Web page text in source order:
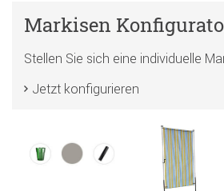
Markisen
Stellen Sie sich eine individuelle
Jetzt konfigurieren